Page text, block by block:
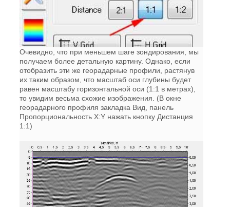
Очевидно, что при меньшем шаге зондирования, мы
получаем более детальную картину. Однако, если
отобразить эти же георадарные профили, растянув
их таким образом, что масштаб оси глубины будет
равен масштабу горизонтальной оси (1:1 в метрах),
то увидим весьма схожие изображения. (В окне
георадарного профиля закладка Вид, панель
Пропорциональность X:Y нажать кнопку Дистанция
1:1)